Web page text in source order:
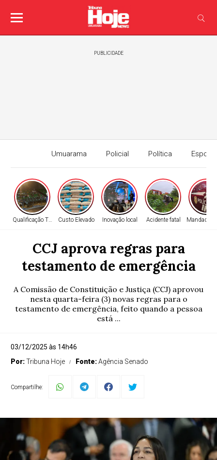
PUBLICIDADE
Umuarama Policial Política
Edição
Qualificação TEA Custo Elevado Inovação local Acidente fatal Mandado
CCJ aprova regras para
testamento de emergência
A Comissão de Constituição e Justiça (CCJ) aprovou
nesta quarta-feira (3) novas regras para o
testamento de emergência, feito quando a pessoa
está ...
03/12/2025 às 14h46
Por:Tribuna Hoje Fonte:Agência Senado
Compartilhe: